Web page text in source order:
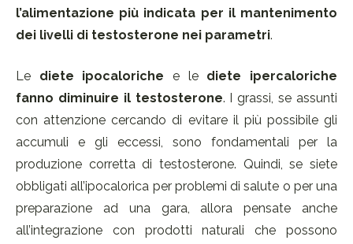
l’alimentazione più indicata per il mantenimento
dei livelli di testosterone nei parametri.
Le diete ipocaloriche e le diete ipercaloriche
fanno diminuire il testosterone. I grassi, se assunti
con attenzione cercando di evitare il più possibile gli
accumuli e gli eccessi, sono fondamentali per la
produzione corretta di testosterone. Quindi, se siete
obbligati all’ipocalorica per problemi di salute o per una
preparazione ad una gara, allora pensate anche
all’integrazione con prodotti naturali che possono